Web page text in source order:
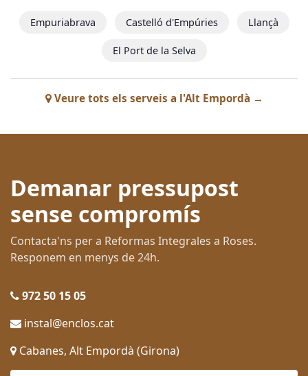
Empuriabrava Castelló d'Empúries Llançà
El Port de la Selva
Veure tots els serveis a l'Alt Empordà →
Demanar pressupost
sense compromís
Contacta'ns per a Reformas Integrales a Roses.
Responem en menys de 24h.
972 50 15 05
instal@enclos.cat
Cabanes, Alt Empordà (Girona)